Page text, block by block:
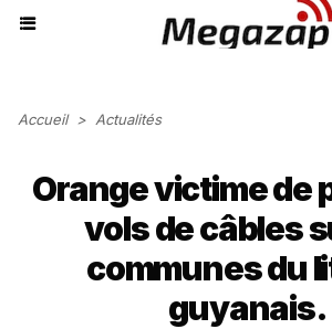
Accueil > Actualités
Orange victime de
vols de câbles
communes du
guyanais.